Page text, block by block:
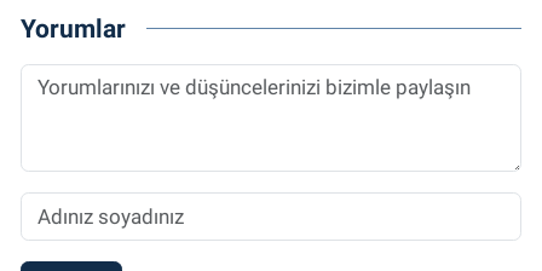
Yorumlar